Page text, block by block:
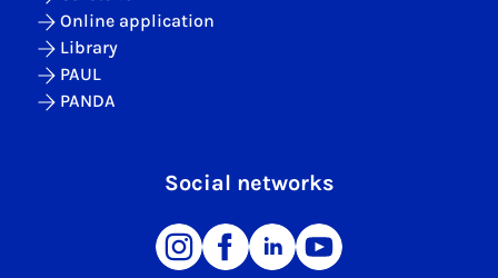
Online application
Library
PAUL
PANDA
Social networks